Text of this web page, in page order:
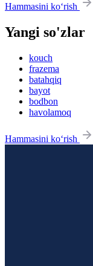
Hammasini ko‘rish
Yangi so'zlar
kouch
frazema
batahqiq
bayot
bodbon
havolamoq
Hammasini ko‘rish